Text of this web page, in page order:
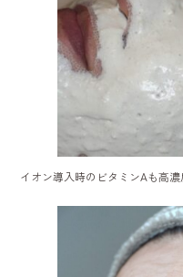
イオン導入時のビタミンAも高